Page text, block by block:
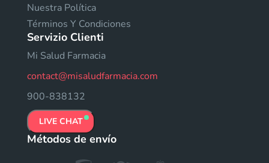
Nuestra Política
Términos Y Condiciones
Servizio Clienti
Mi Salud Farmacia
contact@misaludfarmacia.com
900-838132
LIVE CHAT
Métodos de envío